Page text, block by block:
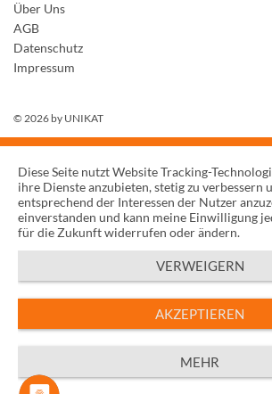
Über Uns
AGB
Datenschutz
Impressum
© 2026 by UNIKAT
Diese Seite nutzt Website Tracking-
ihre Dienste anzubieten, stetig zu verbessern
entsprechend der Interessen der Nutzer
einverstanden und kann meine Einwilligung
für die Zukunft widerrufen oder ändern.
VERWEIGERN
AKZEPTIEREN
MEHR